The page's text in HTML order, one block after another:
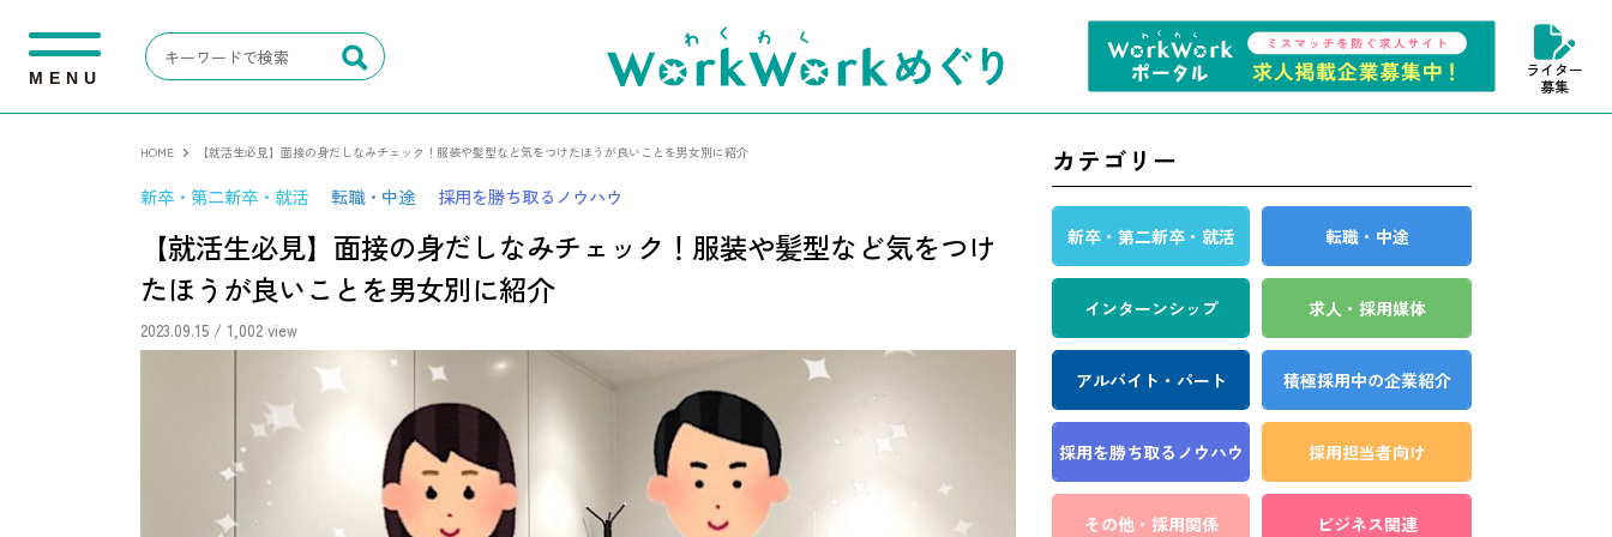
M E N U
ライター
募集
HOME 【就活生必見】面接の身だしなみチェック！服装や髪型など気をつけたほうが良いことを男女別に紹介
新卒・第二新卒・就活 転職・中途 採用を勝ち取るノウハウ
【就活生必見】面接の身だしなみチェック！服装や髪型など気をつけ
たほうが良いことを男女別に紹介
2023.09.15 / 1,002 view
カテゴリー
新卒・第二新卒・就活 転職・中途
インターンシップ 求人・採用媒体
アルバイト・パート 積極採用中の企業紹介
採用を勝ち取る ノウハウ 採用担当者向け
その他・採用関係 ビジネス関連